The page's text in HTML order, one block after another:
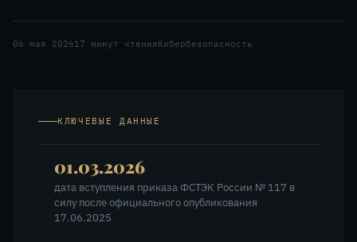
06 мая 202617 минут чтенияКибербезопасность
КЛЮЧЕВЫЕ ДАННЫЕ
01.03.2026
дата вступления приказа ФСТЭК России № 117 в
силу после официального опубликования
17.06.2025